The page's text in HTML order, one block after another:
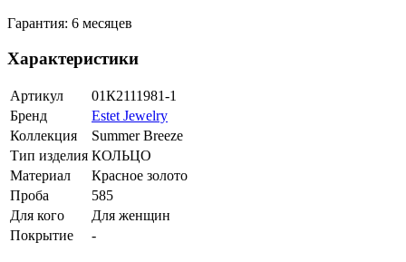
Гарантия: 6 месяцев
Характеристики
Артикул
01К2111981-1
Бренд
Estet Jewelry
Коллекция
Summer Breeze
Тип изделия КОЛЬЦО
Материал
Красное золото
Проба
585
Для кого
Для женщин
Покрытие
-